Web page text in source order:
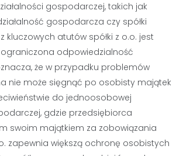
gospodarczej, takich jak
gospodarcza czy spółki
kluczowych atutów spółki z o.o. jest
odpowiedzialność
że w przypadku problemów
nie może sięgnąć po osobisty majątek
do jednoosobowej
gdzie przedsiębiorca
swoim majątkiem za zobowiązania
zapewnia większą ochronę osobistych